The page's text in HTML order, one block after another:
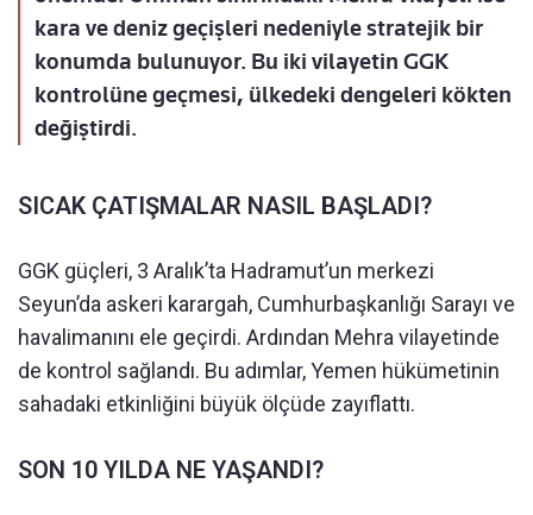
kara ve deniz geçişleri nedeniyle stratejik bir
konumda bulunuyor. Bu iki vilayetin GGK
kontrolüne geçmesi, ülkedeki dengeleri kökten
değiştirdi.
SICAK ÇATIŞMALAR NASIL BAŞLADI?
GGK güçleri, 3 Aralık’ta Hadramut’un merkezi
Seyun’da askeri karargah, Cumhurbaşkanlığı Sarayı ve
havalimanını ele geçirdi. Ardından Mehra vilayetinde
de kontrol sağlandı. Bu adımlar, Yemen hükümetinin
sahadaki etkinliğini büyük ölçüde zayıflattı.
SON 10 YILDA NE YAŞANDI?